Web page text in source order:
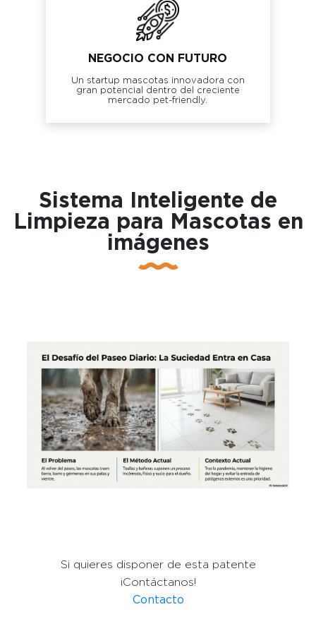
NEGOCIO CON FUTURO
Un startup mascotas innovadora con
gran potencial dentro del creciente
mercado pet-friendly.
Sistema Inteligente de
Limpieza para Mascotas en
imágenes
Si quieres disponer de esta patente
¡Contáctanos!
Contacto